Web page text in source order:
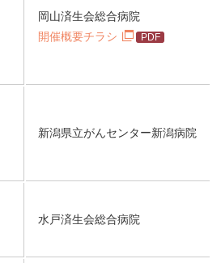
岡山済生会総合病院
開催概要チラシ
新潟県立がんセンター新潟病院
水戸済生会総合病院